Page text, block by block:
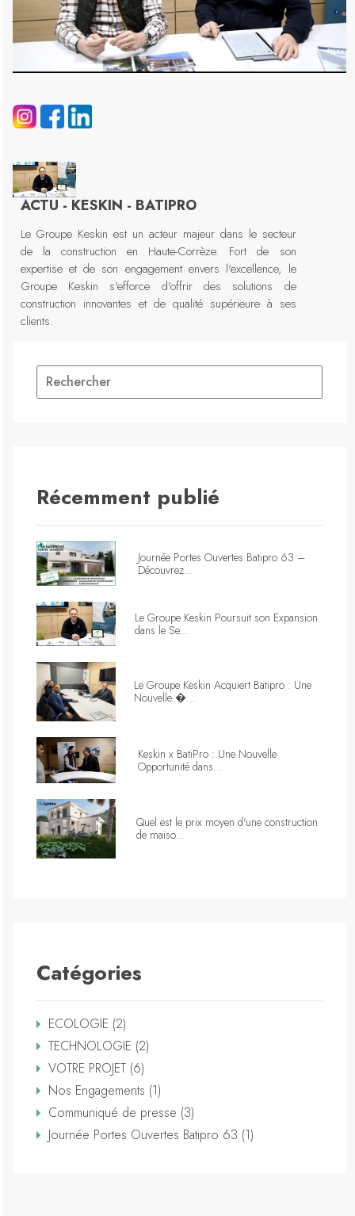
ACTU - KESKIN - BATIPRO
Le Groupe Keskin est un acteur majeur dans le secteur
de la construction en Haute-Corrèze. Fort de son
expertise et de son engagement envers l'excellence, le
Groupe Keskin s'efforce d'offrir des solutions de
construction innovantes et de qualité supérieure à ses
clients.
Récemment publié
Journée Portes Ouvertes Batipro 63 –
Découvrez...
Le Groupe Keskin Poursuit son Expansion
dans le Se...
Le Groupe Keskin Acquiert Batipro : Une
Nouvelle �...
Keskin x BatiPro : Une Nouvelle
Opportunité dans...
Quel est le prix moyen d'une construction
de maiso...
Catégories
ECOLOGIE (2)
TECHNOLOGIE (2)
VOTRE PROJET (6)
Nos Engagements (1)
Communiqué de presse (3)
Journée Portes Ouvertes Batipro 63 (1)